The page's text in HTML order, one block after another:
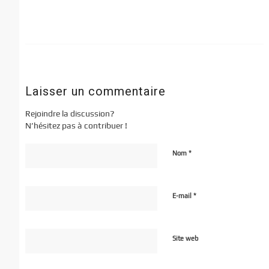
Laisser un commentaire
Rejoindre la discussion?
N’hésitez pas à contribuer !
Nom *
E-mail *
Site web